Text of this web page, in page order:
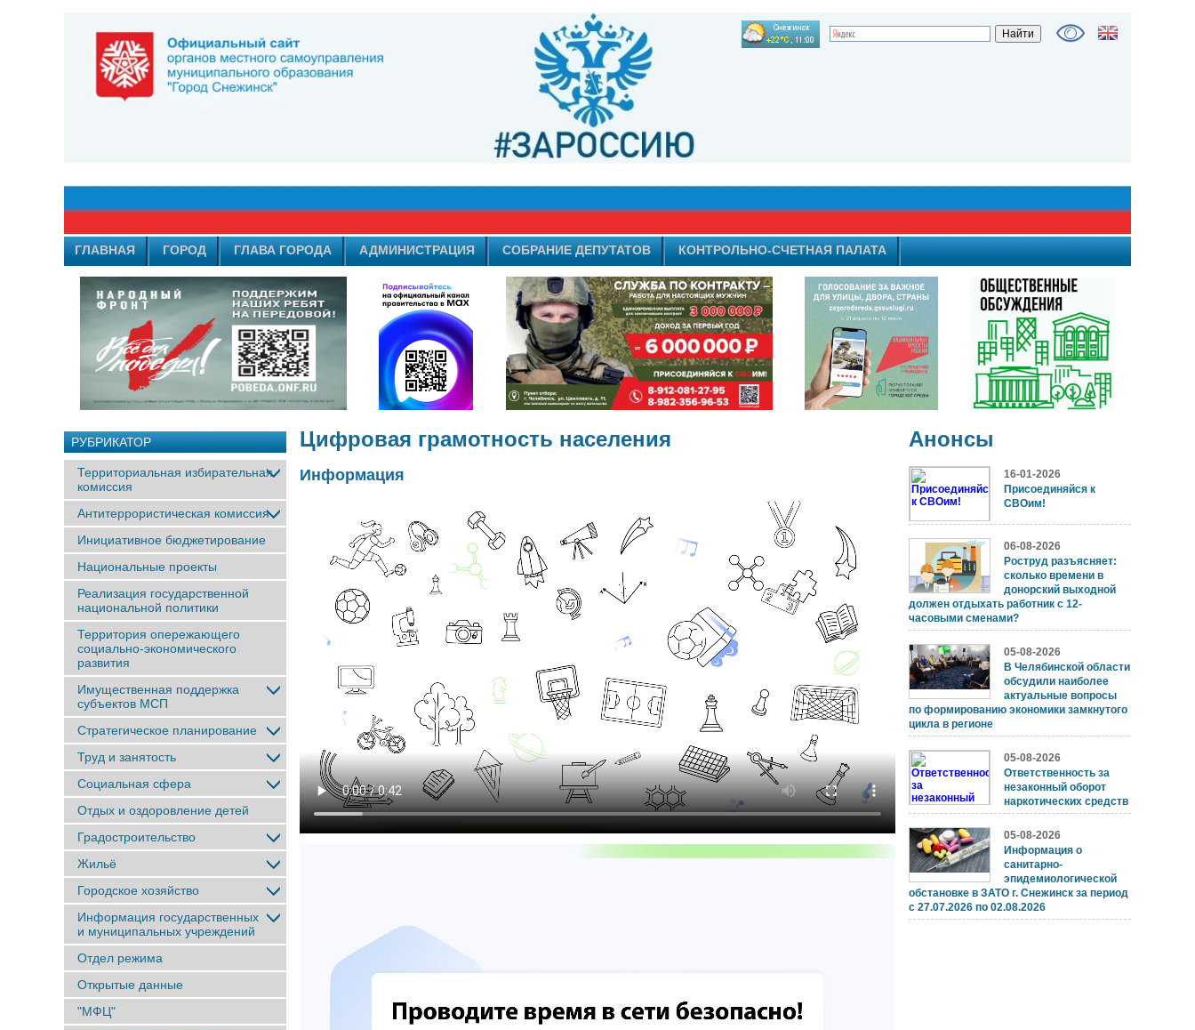
ГЛАВНАЯ ГОРОД ГЛАВА ГОРОДА АДМИНИСТРАЦИЯ СОБРАНИЕ ДЕПУТАТОВ КОНТРОЛЬНО-СЧЕТНАЯ ПАЛАТА
РУБРИКАТОР
Территориальная избирательная
комиссия
Антитеррористическая комиссия
Инициативное бюджетирование
Национальные проекты
Реализация государственной
национальной политики
Территория опережающего
социально-экономического
развития
Имущественная поддержка
субъектов МСП
Стратегическое планирование
Труд и занятость
Социальная сфера
Отдых и оздоровление детей
Градостроительство
Жильё
Городское хозяйство
Информация государственных
и муниципальных учреждений
Отдел режима
Открытые данные
"МФЦ"
Цифровая грамотность населения
Информация
Анонсы
16-01-2026
Присоединяйся к
СВОим!
06-08-2026
Роструд разъясняет:
сколько времени в
донорский выходной
должен отдыхать работник с 12-
часовыми сменами?
05-08-2026
В Челябинской области
обсудили наиболее
актуальные вопросы
по формированию экономики замкнутого
цикла в регионе
05-08-2026
Ответственность за
незаконный оборот
наркотических средств
05-08-2026
Информация о
санитарно-
эпидемиологической
обстановке в ЗАТО г. Снежинск за период
с 27.07.2026 по 02.08.2026